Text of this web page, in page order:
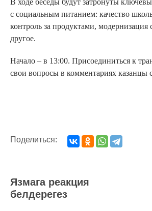
В ходе беседы будут затронуты
с социальным питанием: качество
контроль за продуктами,
другое.
Начало – в 13:00. Присоединиться к
свои вопросы в комментариях казанцы
Поделиться:
Язмага реакция
белдерегез